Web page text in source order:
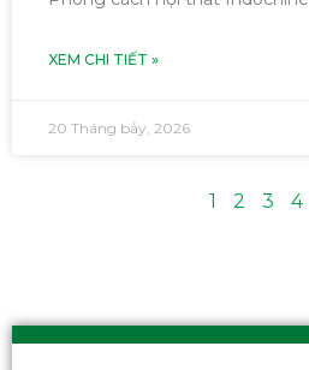
XEM CHI TIẾT »
20 Tháng bảy, 2026
1 2 3 4